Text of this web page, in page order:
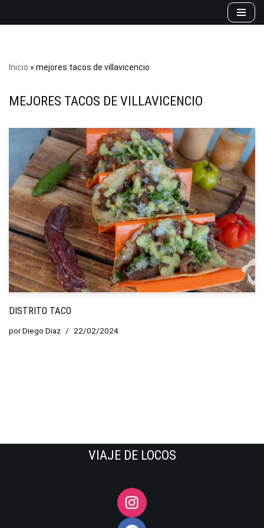
Inicio » mejores tacos de villavicencio
MEJORES TACOS DE VILLAVICENCIO
DISTRITO TACO
porDiego Diaz 22/02/2024
VIAJE DE LOCOS